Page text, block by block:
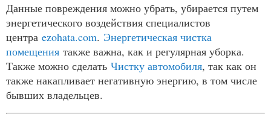
Данные повреждения можно убрать, убирается путем
энергетического воздействия специалистов
центра ezohata.com. Энергетическая чистка
помещения также важна, как и регулярная уборка.
Также можно сделать Чистку автомобиля, так как он
также накапливает негативную энергию, в том числе
бывших владельцев.